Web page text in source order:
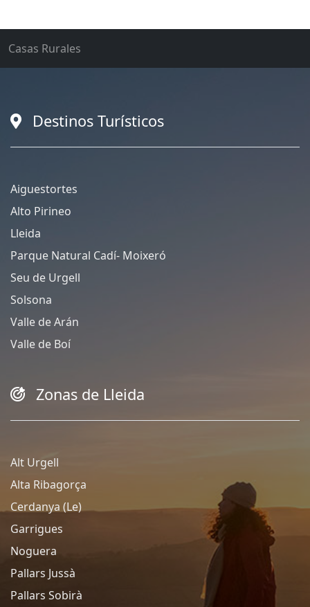
Casas Rurales
Destinos Turísticos
Aiguestortes
Alto Pirineo
Lleida
Parque Natural Cadí- Moixeró
Seu de Urgell
Solsona
Valle de Arán
Valle de Boí
Zonas de Lleida
Alt Urgell
Alta Ribagorça
Cerdanya (Le)
Garrigues
Noguera
Pallars Jussà
Pallars Sobirà